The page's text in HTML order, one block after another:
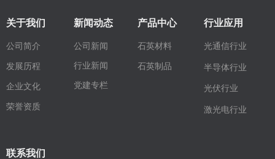
关于我们
公司简介
发展历程
企业文化
荣誉资质
新闻动态
公司新闻
行业新闻
党建专栏
产品中心
石英材料
石英制品
行业应用
光通信行业
半导体行业
光伏行业
激光电行业
联系我们